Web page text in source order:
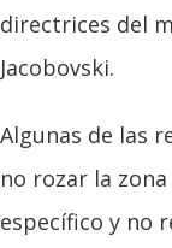
directrices del
Jacobovski.
Algunas de las
no rozar la
específico y no